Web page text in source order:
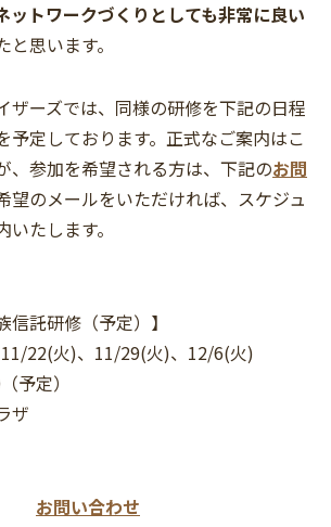
ットワークづくりとしても非常に良い
思います。
ザーズでは、同様の研修を下記の日程
予定しております。正式なご案内はこ
、参加を希望される方は、下記のお問
望のメールをいただければ、スケジュ
たします。
信託研修（予定）】
22(火)、11/29(火)、12/6(火)
予定）
ザ
お問い合わせ